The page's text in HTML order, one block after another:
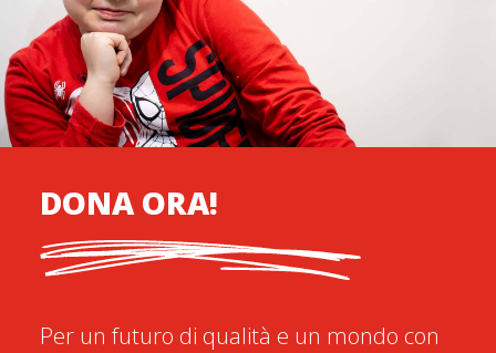
DONA ORA!
Per un futuro di qualità e un mondo con